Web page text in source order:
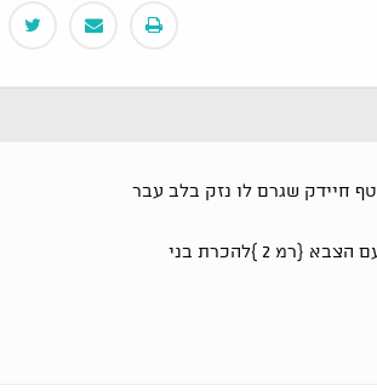
חיידק שגרם לו נזק בלב עבר
שאלתי האם לחתום על טפסים מטעם הצבא {רמ 2 }להכרת בני